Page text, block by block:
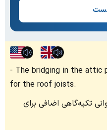
The bridging in the attic
for the roof joists.
تکیه‌گاهی اضافی برای